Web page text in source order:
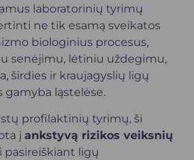
laboratorinių tyrimų
ne tik esamą sveikatos
biologinius procesus,
senėjimu, lėtiniu uždegimu,
širdies ir kraujagyslių ligų
gamyba ląstelėse.
profilaktinių tyrimų, ši
į ankstyvą rizikos veiksnių
pasireiškiant ligų